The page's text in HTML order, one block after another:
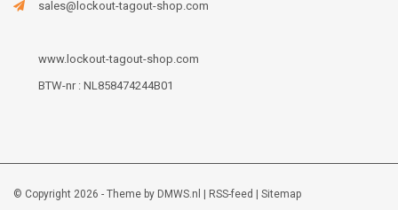
sales@lockout-tagout-shop.com
www.lockout-tagout-shop.com
BTW-nr : NL858474244B01
© Copyright 2026 - Theme by DMWS.nl RSS-feed Sitemap